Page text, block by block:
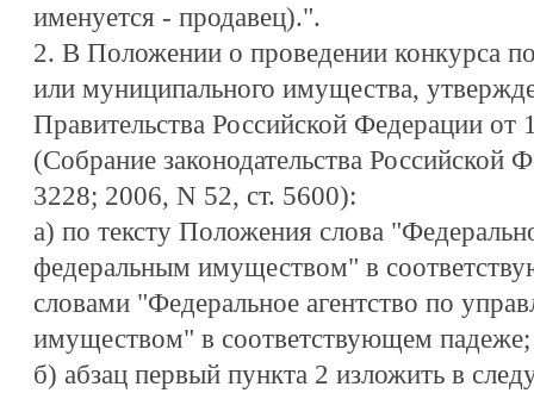
именуется - продавец).".
2. В Положении о проведении конкурса
или муниципального имущества,
Правительства Российской Федерации от
(Собрание законодательства Российской
3228; 2006, N 52, ст. 5600):
а) по тексту Положения слова
федеральным имуществом" в
словами "Федеральное агентство по
имуществом" в соответствующем падеже;
б) абзац первый пункта 2 изложить в